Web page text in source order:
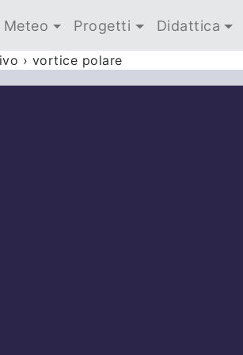
Meteo Progetti Didattica
› vortice polare